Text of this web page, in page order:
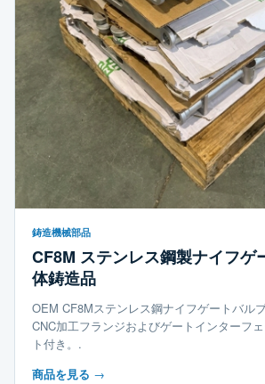
鋳造機械部品
CF8M ステンレス鋼製ナイフゲ
体鋳造品
OEM CF8Mステンレス鋼ナイフゲートバル
CNC加工フランジおよびゲートインターフ
ト付き。.
商品を見る →